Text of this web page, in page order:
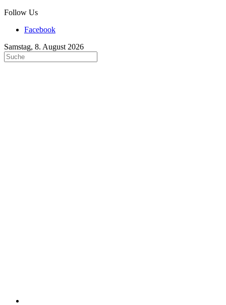
Follow Us
Facebook
Samstag, 8. August 2026